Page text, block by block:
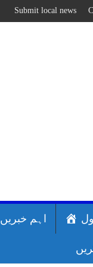
Submit local news
اہم خبریں